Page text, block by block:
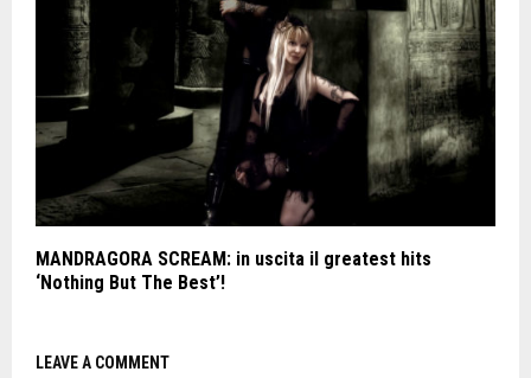
MANDRAGORA SCREAM: in uscita il greatest hits
‘Nothing But The Best’!
LEAVE A COMMENT